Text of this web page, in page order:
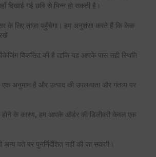
जाता है और कूरियर उत्पादों के साथ डिलीवर नहीं
भी पसंद आ सकता है